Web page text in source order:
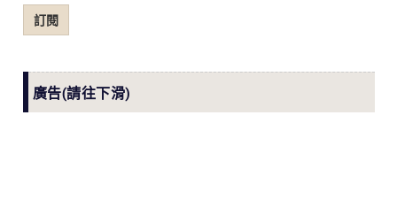
郵
件
訂閱
廣告(請往下滑)